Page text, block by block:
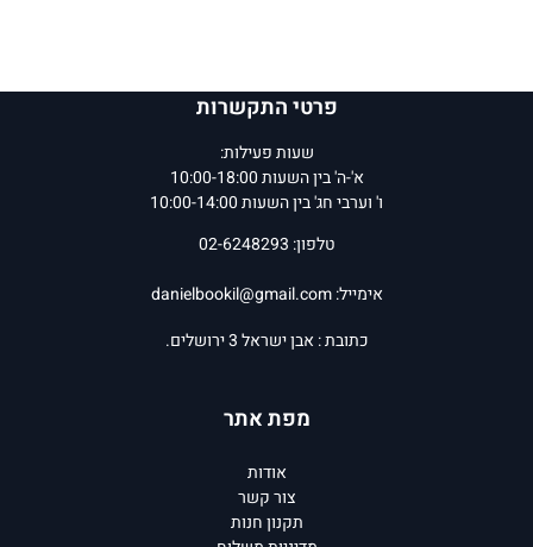
פרטי התקשרות
שעות פעילות:
א'-ה' בין השעות 10:00-18:00
ו' וערבי חג' בין השעות 10:00-14:00
טלפון: 02-6248293
אימייל:danielbookil@gmail.com
כתובת : אבן ישראל 3 ירושלים.
מפת אתר
אודות
צור קשר
תקנון חנות